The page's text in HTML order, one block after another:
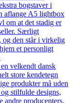
bogstaver i
aflange A5 lightbox
om at det stadig er
Særligt
den står i virkelig
et personligt
velkendt dansk
store kendetegn
produkter må uden
stilfulde designs,
andre producenters.